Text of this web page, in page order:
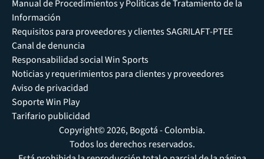
Manual de Procedimientos y Políticas de Tratamiento de la
Información
Requisitos para proveedores y clientes SAGRILAFT-PTEE
Canal de denuncia
Responsabilidad social Win Sports
Noticias y requerimientos para clientes y proveedores
Aviso de privacidad
Soporte Win Play
Tarifario publicidad
Copyright© 2026, Bogotá - Colombia.
Todos los derechos reservados.